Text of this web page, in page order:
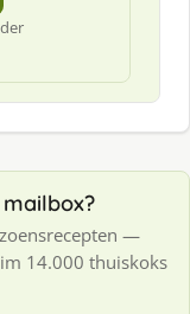
—
14.000 thuiskoks